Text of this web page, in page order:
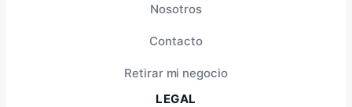
Nosotros
Contacto
Retirar mi negocio
LEGAL